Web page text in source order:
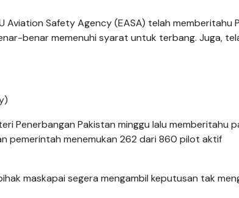
Aviation Safety Agency (EASA) telah memberitahu
benar memenuhi syarat untuk terbang. Juga,
Penerbangan Pakistan minggu lalu memberitahu
pemerintah menemukan 262 dari 860 pilot aktif
maskapai segera mengambil keputusan tak